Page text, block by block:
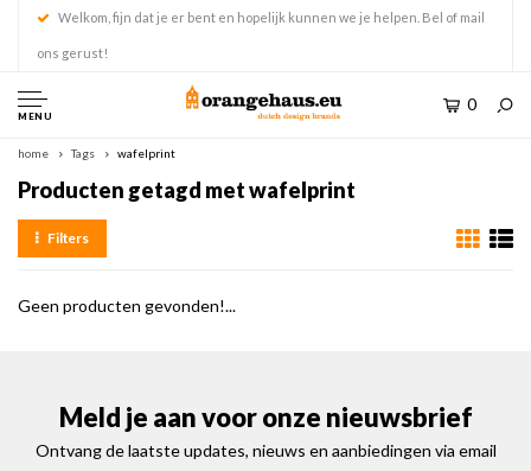
Welkom, fijn dat je er bent en hopelijk kunnen we je helpen. Bel of mail
ons gerust!
MENU
0
home Tags wafelprint
Producten getagd met wafelprint
Filters
Geen producten gevonden!...
Meld je aan voor onze nieuwsbrief
Ontvang de laatste updates, nieuws en aanbiedingen via email